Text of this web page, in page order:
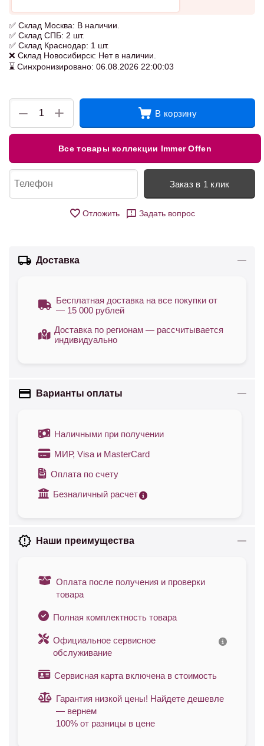
✅ Склад Москва: В наличии.
✅ Склад СПБ: 2 шт.
✅ Склад Краснодар: 1 шт.
❌ Склад Новосибирск: Нет в наличии.
⌛ Синхронизировано: 06.08.2026 22:00:03
+
− В корзину
Все товары коллекции Immer Offen
Заказ в 1 клик
Отложить Задать вопрос
Доставка
Бесплатная доставка на все покупки от
— 15 000 рублей
Доставка по регионам — рассчитывается
индивидуально
Варианты оплаты
Наличными при получении
МИР, Visa и MasterCard
Оплата по счету
Безналичный расчет
Наши преимущества
Оплата после получения и проверки
товара
Полная комплектность товара
Официальное сервисное
обслуживание
Сервисная карта включена в стоимость
Гарантия низкой цены! Найдете дешевле
— вернем
100% от разницы в цене